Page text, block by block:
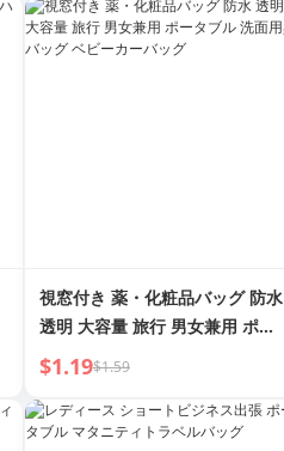
視窓付き 薬・化粧品バッグ 防水
透明 大容量 旅行 男女兼用 ポー
タブル 洗面用具バッグ ベビーカ
ーバッグ
$1.19$1.59